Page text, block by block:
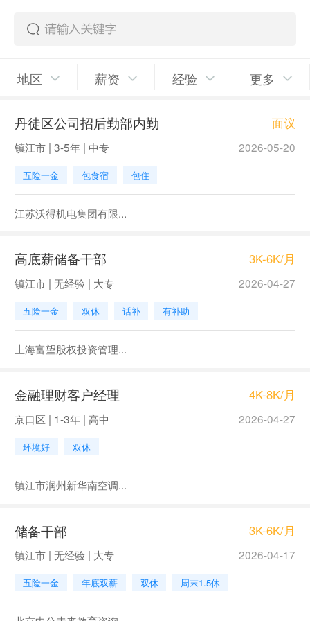
地区 薪资 经验 更多
丹徒区公司招后勤部内勤 面议
镇江市 | 3-5年 | 中专 2026-05-20
五险一金 包食宿 包住
江苏沃得机电集团有限...
高底薪储备干部 3K-6K/月
镇江市 | 无经验 | 大专 2026-04-27
五险一金 双休 话补 有补助
上海富望股权投资管理...
金融理财客户经理 4K-8K/月
京口区 | 1-3年 | 高中 2026-04-27
环境好 双休
镇江市润州新华南空调...
储备干部 3K-6K/月
镇江市 | 无经验 | 大专 2026-04-17
五险一金 年底双薪 双休 周末1.5休